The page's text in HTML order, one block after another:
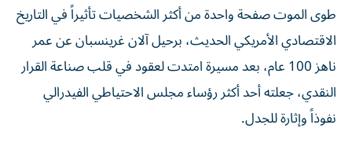
طوى الموت صفحة واحدة من أكثر الشخصيات تأثيراً في التاريخ
الاقتصادي الأمريكي الحديث، برحيل آلان غرينسبان عن عمر
ناهز 100 عام، بعد مسيرة امتدت لعقود في قلب صناعة القرار
النقدي، جعلته أحد أكثر رؤساء مجلس الاحتياطي الفيدرالي
نفوذاً وإثارة للجدل.